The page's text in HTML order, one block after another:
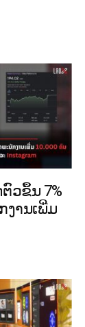
ວຂຶ້ນ 7%
ານເພີ່ມ